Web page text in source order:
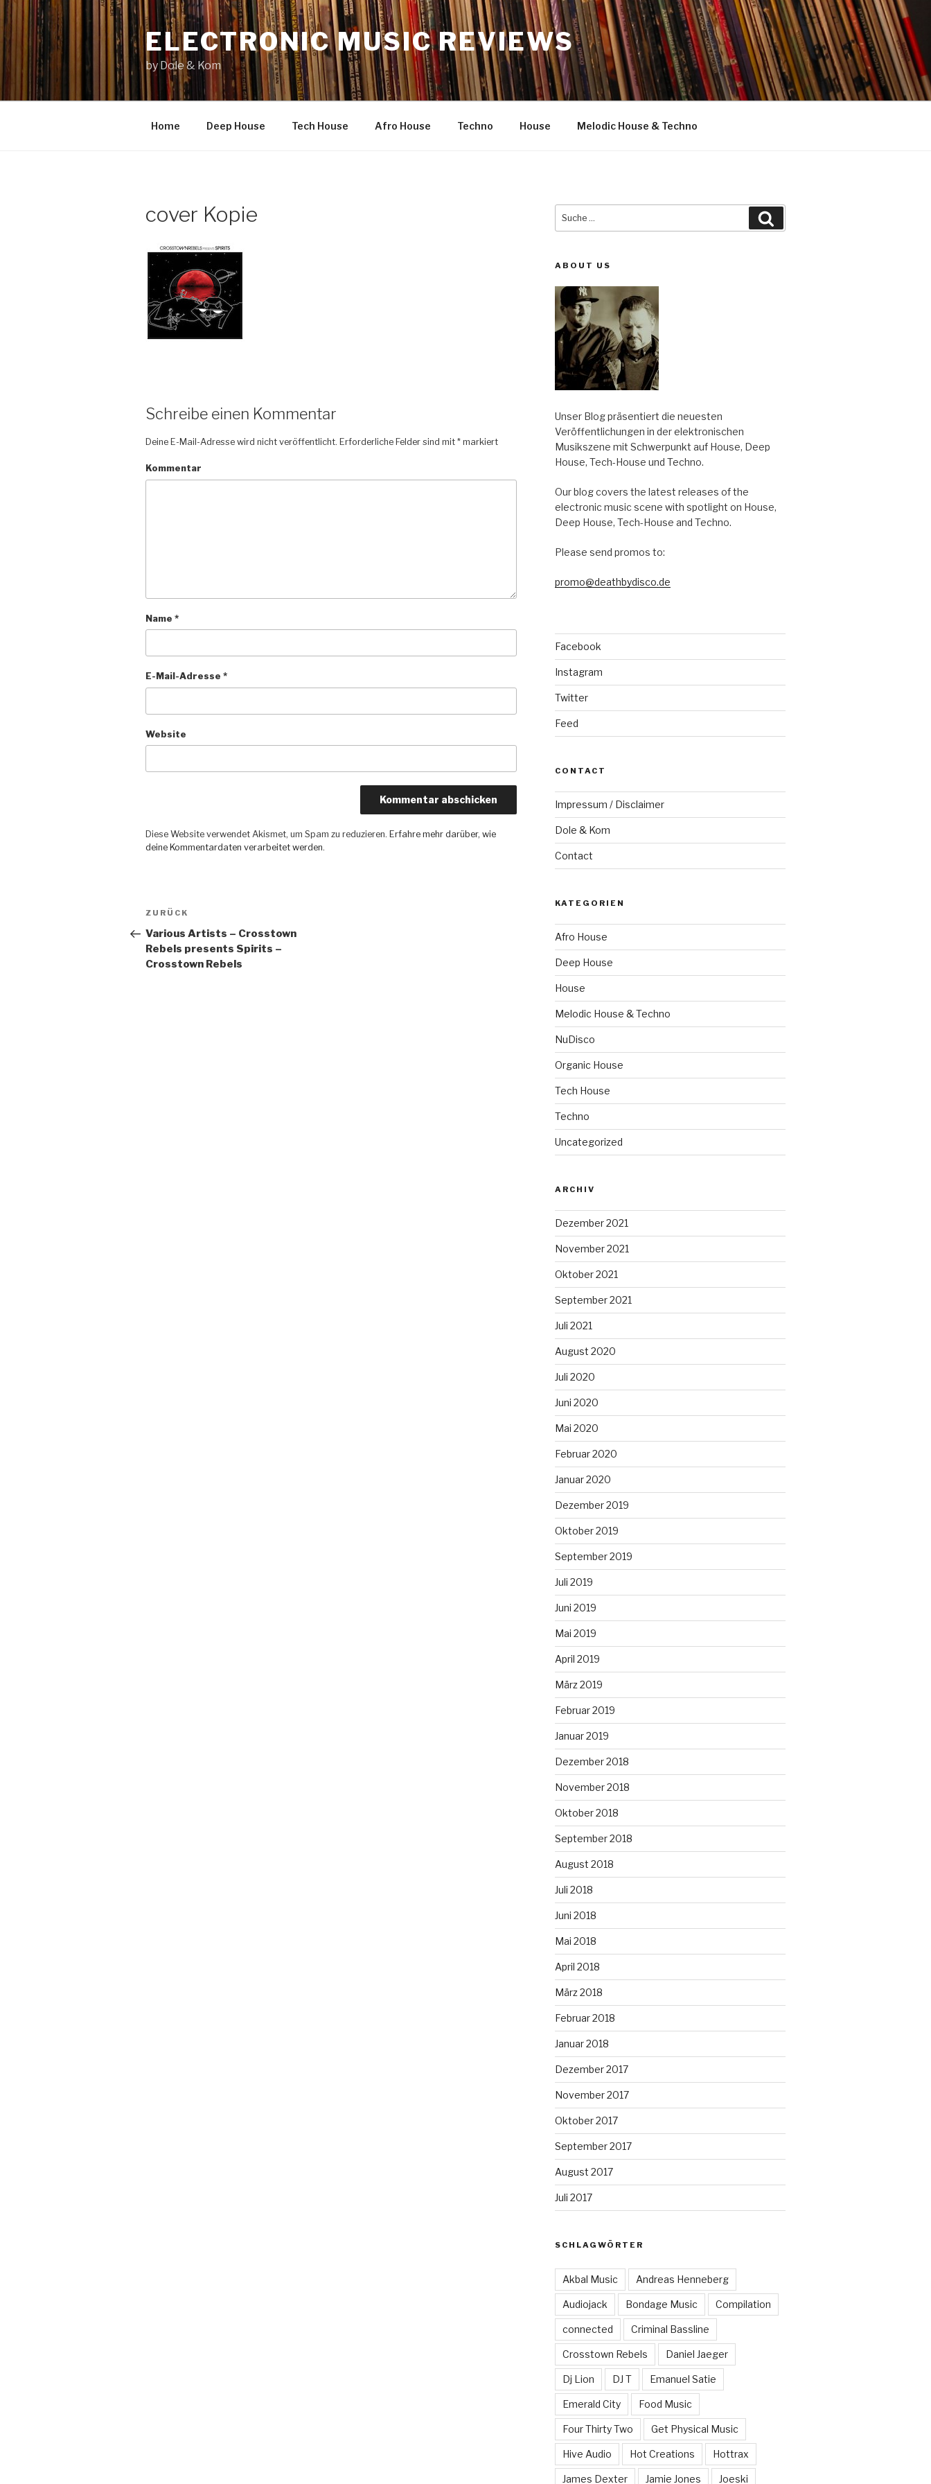
springen
ELECTRONIC MUSIC REVIEWS
by Dole & Kom
Home Deep House Tech House Afro House Techno House Melodic House & Techno
cover Kopie
Schreibe einen Kommentar
Deine E-Mail-Adresse wird nicht veröffentlicht. Erforderliche Felder sind mit* markiert
Kommentar
Name*
E-Mail-Adresse*
Website
Diese Website verwendet Akismet, um Spam zu reduzieren. Erfahre mehr darüber, wie
deine Kommentardaten verarbeitet werden.
Beitragsnavigation
Vorheriger
Beitrag
ZURÜCK
Various Artists – Crosstown
Rebels presents Spirits –
Crosstown Rebels
Suche
ABOUT US
Unser Blog präsentiert die neuesten
Veröffentlichungen in der elektronischen
Musikszene mit Schwerpunkt auf House, Deep
House, Tech-House und Techno.
Our blog covers the latest releases of the
electronic music scene with spotlight on House,
Deep House, Tech-House and Techno.
Please send promos to:
promo@deathbydisco.de
Facebook
Instagram
Twitter
Feed
CONTACT
Impressum / Disclaimer
Dole & Kom
Contact
KATEGORIEN
Afro House
Deep House
House
Melodic House & Techno
NuDisco
Organic House
Tech House
Techno
Uncategorized
ARCHIV
Dezember 2021
November 2021
Oktober 2021
September 2021
Juli 2021
August 2020
Juli 2020
Juni 2020
Mai 2020
Februar 2020
Januar 2020
Dezember 2019
Oktober 2019
September 2019
Juli 2019
Juni 2019
Mai 2019
April 2019
März 2019
Februar 2019
Januar 2019
Dezember 2018
November 2018
Oktober 2018
September 2018
August 2018
Juli 2018
Juni 2018
Mai 2018
April 2018
März 2018
Februar 2018
Januar 2018
Dezember 2017
November 2017
Oktober 2017
September 2017
August 2017
Juli 2017
SCHLAGWÖRTER
Akbal Music Andreas Henneberg
Audiojack Bondage Music Compilation
connected Criminal Bassline
Crosstown Rebels Daniel Jaeger
Dj Lion DJ T Emanuel Satie
Emerald City Food Music
Four Thirty Two Get Physical Music
Hive Audio Hot Creations Hottrax
James Dexter Jamie Jones Joeski